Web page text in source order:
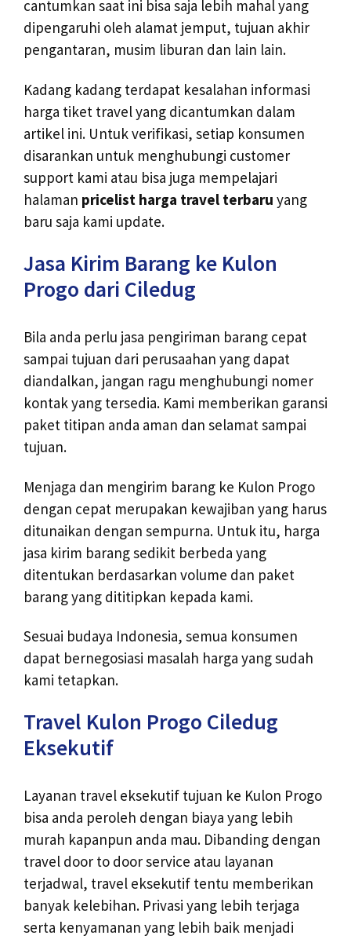
cantumkan saat ini bisa saja lebih mahal yang
dipengaruhi oleh alamat jemput, tujuan akhir
pengantaran, musim liburan dan lain lain.
Kadang kadang terdapat kesalahan informasi
harga tiket travel yang dicantumkan dalam
artikel ini. Untuk verifikasi, setiap konsumen
disarankan untuk menghubungi customer
support kami atau bisa juga mempelajari
halaman pricelist harga travel terbaru yang
baru saja kami update.
Jasa Kirim Barang ke Kulon
Progo dari Ciledug
Bila anda perlu jasa pengiriman barang cepat
sampai tujuan dari perusaahan yang dapat
diandalkan, jangan ragu menghubungi nomer
kontak yang tersedia. Kami memberikan garansi
paket titipan anda aman dan selamat sampai
tujuan.
Menjaga dan mengirim barang ke Kulon Progo
dengan cepat merupakan kewajiban yang harus
ditunaikan dengan sempurna. Untuk itu, harga
jasa kirim barang sedikit berbeda yang
ditentukan berdasarkan volume dan paket
barang yang dititipkan kepada kami.
Sesuai budaya Indonesia, semua konsumen
dapat bernegosiasi masalah harga yang sudah
kami tetapkan.
Travel Kulon Progo Ciledug
Eksekutif
Layanan travel eksekutif tujuan ke Kulon Progo
bisa anda peroleh dengan biaya yang lebih
murah kapanpun anda mau. Dibanding dengan
travel door to door service atau layanan
terjadwal, travel eksekutif tentu memberikan
banyak kelebihan. Privasi yang lebih terjaga
serta kenyamanan yang lebih baik menjadi